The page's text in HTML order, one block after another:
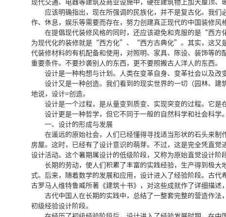
应该明确指出，现在所强调的民族化，并不是复古化。我们
作、休息，娱乐等需要而存在，努力创建真正现代的中国装修风格
在提倡现代装修风格的同时，还应该避免和克服的是“西方
为现代化的装修就是“西方化”、“西方古典化”。其实，这又
代装修材料的有机配备和使用，对照明、家具、陈设、装饰等
重要条件。不要抄袭别人的东西，更不要照搬古人洋人的东西。
设计是一种构想与计划。人类在变革自身、变革社会以及改
设计又是一种创造。我们看到的现实世界的一切（园林、建
地说，设计=创造。
设计是一个过程，是从量变到质变、实现突变的过程。它是
设计更是一种哲学，但它不同于一般的自然科学和社会科学
一、设计的形成与发展
在遥远的原始社会，人们已经懂得寻找适当形状的石头来制
房屋。这时，已经有了设计意识的萌芽。不过，这是完全凭直
设计活动。这个暑期属设计的低级阶段，又称为原始直觉设计阶段
长期的劳动，使人们积累了丰富的实践经验，生产得到极大
式。后来，随着数学的发展和应用，设计进入了经验阶段。古代
古罗马人维特鲁威所著《建筑十书》，对这些成就作了详细描述
古代中国人在长期的实践中，总结了一整套完整的营造作法
初级经验设计阶段。